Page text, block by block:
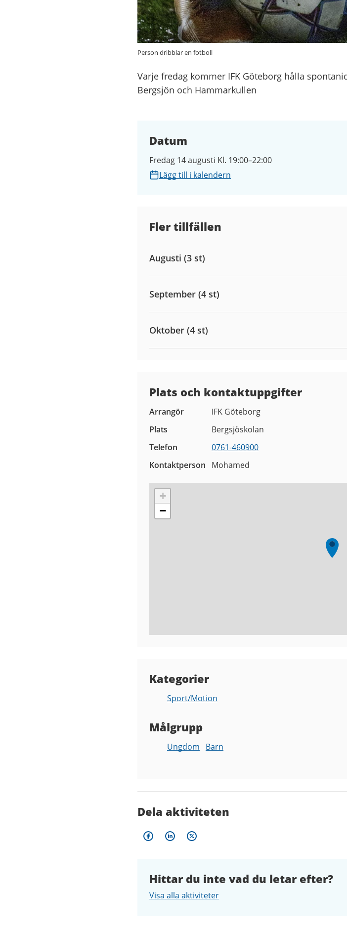
Person dribblar en fotboll
Varje fredag kommer IFK Göteborg hålla
Bergsjön och Hammarkullen
Datum
Fredag 14 augusti Kl. 19:00–22:00
Lägg till i kalendern
Fler tillfällen
Augusti (3 st)
September (4 st)
Oktober (4 st)
Plats och kontaktuppgifter
Arrangör
IFK Göteborg
Plats
Bergsjöskolan
Telefon
0761-460900
Kontaktperson
Mohamed
+
−
Kategorier
Sport/Motion
Målgrupp
Ungdom Barn
Dela aktiviteten
Hittar du inte vad du letar efter?
Visa alla aktiviteter